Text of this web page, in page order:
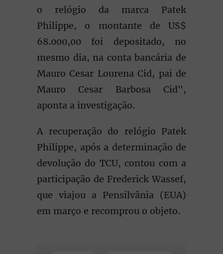
o relógio da marca Patek
Philippe, o montante de US$
68.000,00 foi depositado, no
mesmo dia, na conta bancária de
Mauro Cesar Lourena Cid, pai de
Mauro Cesar Barbosa Cid",
aponta a investigação.
A recuperação do relógio Patek
Philippe, após a determinação de
devolução do TCU, contou com a
participação de Frederick Wassef,
que viajou a Pensilvânia (EUA)
em março e recomprou o objeto.